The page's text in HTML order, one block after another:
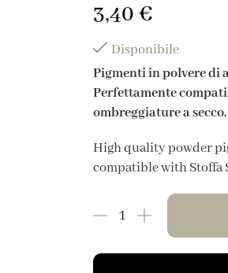
3,40 €
Disponibile
Pigmenti in polvere di
Perfettamente
ombreggiature a secco.
High quality powder
compatible with Stoffa